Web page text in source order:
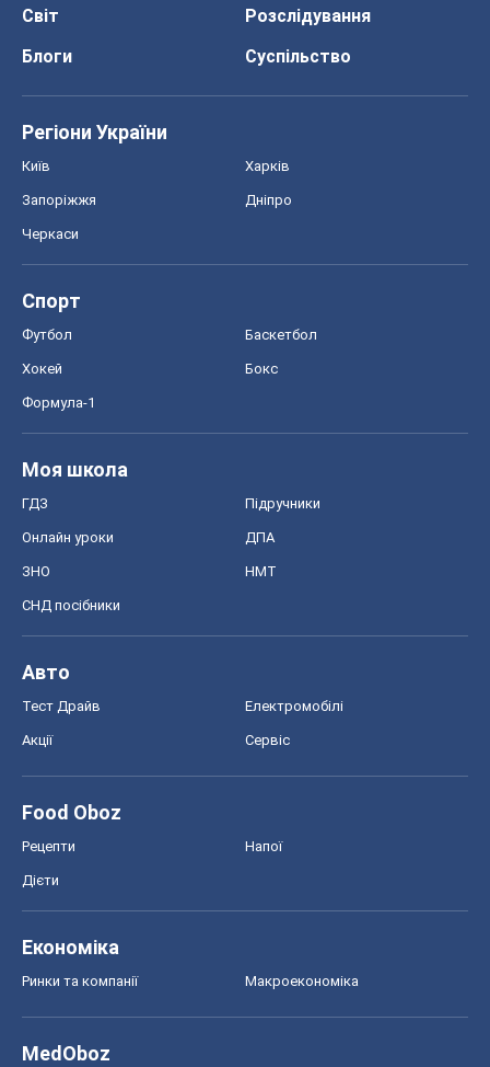
Світ
Розслідування
Блоги
Суспільство
Регіони України
Київ Харків
Запоріжжя Дніпро
Черкаси
Спорт
Футбол Баскетбол
Хокей Бокс
Формула-1
Моя школа
ГДЗ Підручники
Онлайн уроки ДПА
ЗНО НМТ
СНД посібники
Авто
Тест Драйв Електромобілі
Акції Сервіс
Food Oboz
Рецепти Напої
Дієти
Економіка
Ринки та компанії Макроекономіка
MedOboz